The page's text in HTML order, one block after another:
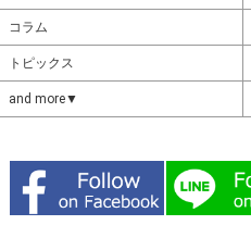
コラム
トピックス
and more▼